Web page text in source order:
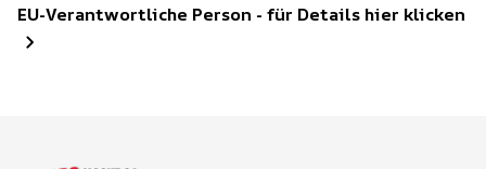
EU-Verantwortliche Person - für Details hier klicken